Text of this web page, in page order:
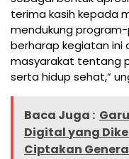
terima kasih kepada
mendukung
berharap kegiatan ini
masyarakat tentang
serta hidup sehat,”
Baca Juga :
Digital yang
Ciptakan